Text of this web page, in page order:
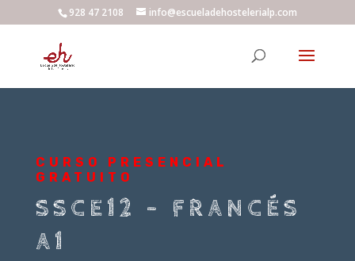
928 47 2108 info@escueladehostelerialp.com
CURSO PRESENCIAL
GRATUITO
SSCE12 – FRANCÉS
A1